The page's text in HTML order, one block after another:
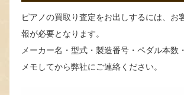
ピアノの買取り査定をお出しするには、お
報が必要となります。
メーカー名・型式・製造番号・ペダル本数
メモしてから弊社にご連絡ください。